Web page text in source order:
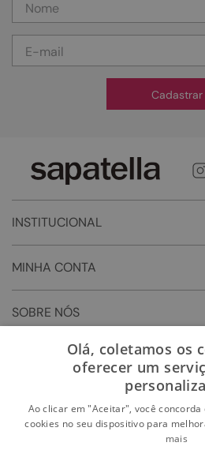
Cadastrar
INSTITUCIONAL
MINHA CONTA
SOBRE NÓS
Olá, coletamos os
oferecer um
Ao clicar em "Aceitar", você
cookies no seu dispositivo para
mais